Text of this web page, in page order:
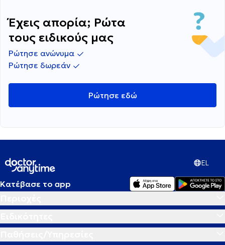
Έχεις απορία; Ρώτα
τους ειδικούς μας
Ρώτησε ανώνυμα
Ρώτησε δωρεάν
Ρώτησε εδώ
EL
Κατέβασε το app